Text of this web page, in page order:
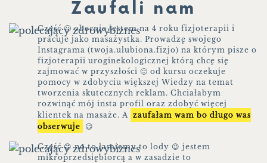
Zaufali nam
Cześć 🙂 obecnie jestem na 4 roku fizjoterapii i
pracuje jako masażystka. Prowadzę swojego
Instagrama (twoja.ulubiona.fizjo) na którym pisze o
fizjoterapii uroginekologicznej którą chcę się
zajmować w przyszłości 🙂 od kursu oczekuje
pomocy w zdobyciu większej Wiedzy na temat
tworzenia skutecznych reklam. Chciałabym
rozwinąć mój insta profil oraz zdobyć więcej
klientek na masaże. A zaufałam wam bo długo was
obserwuje
😉
Część 😊 no to łamiemy to lody 😉 jestem
mikroprzedsiębiorcą a w zasadzie to